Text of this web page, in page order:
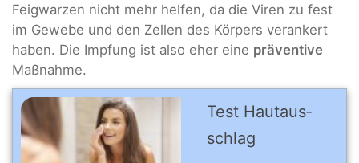
Feigwarzen nicht mehr helfen, da die Viren zu fest
im Gewebe und den Zellen des Körpers verankert
haben. Die Impfung ist also eher eine präventive
Maßnahme.
Test Hautaus­
schlag